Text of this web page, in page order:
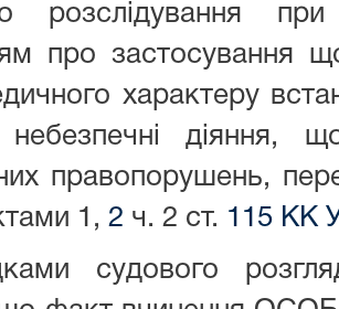
розслідування
про застосування
характеру
небезпечні діяння,
правопорушень,
1, 2 ч. 2 ст. 115 КК
судового